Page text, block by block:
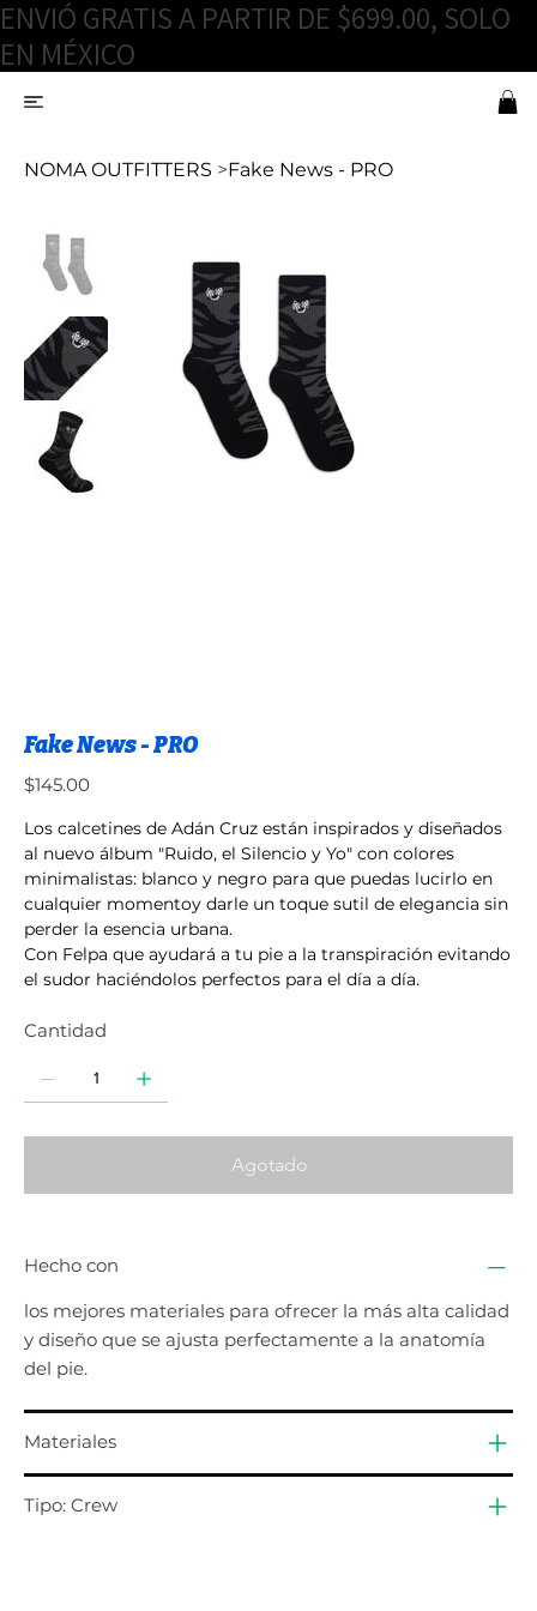
ENVIÓ GRATIS A PARTIR DE $699.00, SOLO
EN MÉXICO
NOMA OUTFITTERS >Fake News - PRO
Fake News - PRO
Precio
$145.00
Los calcetines de Adán Cruz están inspirados y diseñados
al nuevo álbum "Ruido, el Silencio y Yo" con colores
minimalistas: blanco y negro para que puedas lucirlo en
cualquier momentoy darle un toque sutil de elegancia sin
perder la esencia urbana.
Con Felpa que ayudará a tu pie a la transpiración evitando
el sudor haciéndolos perfectos para el día a día.
Cantidad
Agotado
Hecho con
los mejores materiales para ofrecer la más alta calidad
y diseño que se ajusta perfectamente a la anatomía
del pie.
Materiales
Tipo: Crew